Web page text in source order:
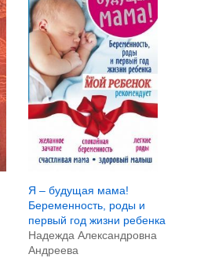
Я – будущая мама!
Беременность, роды и
первый год жизни ребенка
Надежда Александровна
Андреева